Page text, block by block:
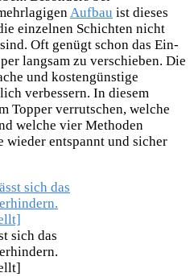
Aufbau ist dieses
einzelnen Schichten nicht
Oft genügt schon das Ein-
langsam zu verschieben. Die
und kostengünstige
verbessern. In diesem
Topper verrutschen, welche
welche vier Methoden
wieder entspannt und sicher
sich das